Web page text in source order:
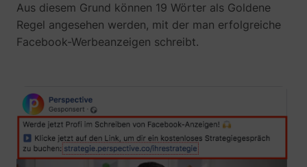
Aus diesem Grund können 19 Wörter als Goldene
Regel angesehen werden, mit der man erfolgreiche
Facebook-Werbeanzeigen schreibt.